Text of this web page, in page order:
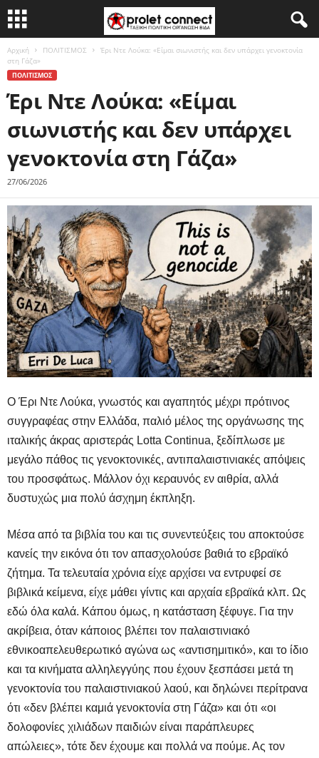
Αρχική ΠΟΛΙΤΙΣΜΟΣ
Έρι Ντε Λούκα: «Είμαι σιωνιστής και δεν υπάρχει γενοκτονία
στη Γάζα»
ΠΟΛΙΤΙΣΜΟΣ
Έρι Ντε Λούκα: «Είμαι
σιωνιστής και δεν υπάρχει
γενοκτονία στη Γάζα»
27/06/2026
Ο Έρι Ντε Λούκα, γνωστός και αγαπητός μέχρι πρότινος
συγγραφέας στην Ελλάδα, παλιό μέλος της οργάνωσης της
ιταλικής άκρας αριστεράς Lotta Continua, ξεδίπλωσε με
μεγάλο πάθος τις γενοκτονικές, αντιπαλαιστινιακές απόψεις
του προσφάτως. Μάλλον όχι κεραυνός εν αιθρία, αλλά
δυστυχώς μια πολύ άσχημη έκπληξη.
Μέσα από τα βιβλία του και τις συνεντεύξεις του αποκτούσε
κανείς την εικόνα ότι τον απασχολούσε βαθιά το εβραϊκό
ζήτημα. Τα τελευταία χρόνια είχε αρχίσει να εντρυφεί σε
βιβλικά κείμενα, είχε μάθει γίντις και αρχαία εβραϊκά κλπ. Ως
εδώ όλα καλά. Κάπου όμως, η κατάσταση ξέφυγε. Για την
ακρίβεια, όταν κάποιος βλέπει τον παλαιστινιακό
εθνικοαπελευθερωτικό αγώνα ως «αντισημιτικό», και το ίδιο
και τα κινήματα αλληλεγγύης που έχουν ξεσπάσει μετά τη
γενοκτονία του παλαιστινιακού λαού, και δηλώνει περίτρανα
ότι «δεν βλέπει καμιά γενοκτονία στη Γάζα» και ότι «οι
δολοφονίες χιλιάδων παιδιών είναι παράπλευρες
απώλειες», τότε δεν έχουμε και πολλά να πούμε. Ας τον